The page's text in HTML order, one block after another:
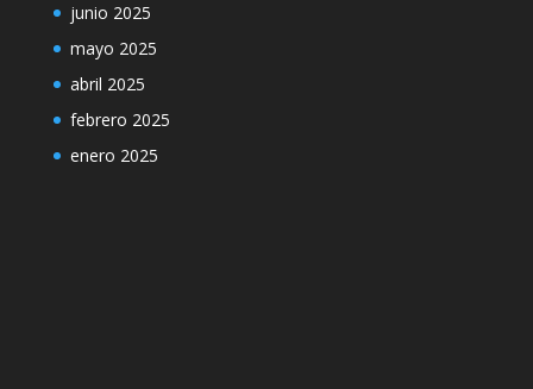
junio 2025
mayo 2025
abril 2025
febrero 2025
enero 2025